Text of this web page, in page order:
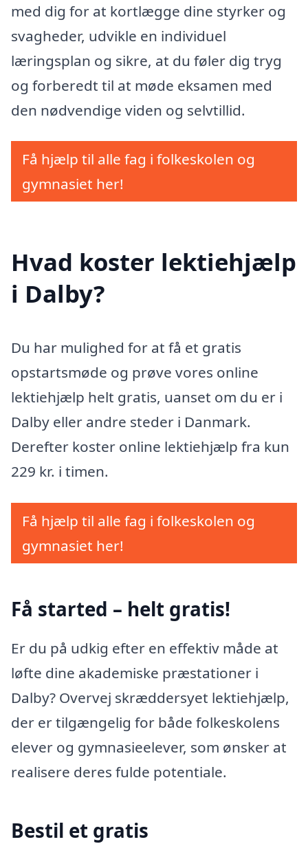
med dig for at kortlægge dine styrker og
svagheder, udvikle en individuel
læringsplan og sikre, at du føler dig tryg
og forberedt til at møde eksamen med
den nødvendige viden og selvtillid.
Få hjælp til alle fag i folkeskolen og
gymnasiet her!
Hvad koster lektiehjælp
i Dalby?
Du har mulighed for at få et gratis
opstartsmøde og prøve vores online
lektiehjælp helt gratis, uanset om du er i
Dalby eller andre steder i Danmark.
Derefter koster online lektiehjælp fra kun
229 kr. i timen.
Få hjælp til alle fag i folkeskolen og
gymnasiet her!
Få started – helt gratis!
Er du på udkig efter en effektiv måde at
løfte dine akademiske præstationer i
Dalby? Overvej skræddersyet lektiehjælp,
der er tilgængelig for både folkeskolens
elever og gymnasieelever, som ønsker at
realisere deres fulde potentiale.
Bestil et gratis